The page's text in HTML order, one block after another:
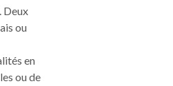
Deux
ou
en
ou de